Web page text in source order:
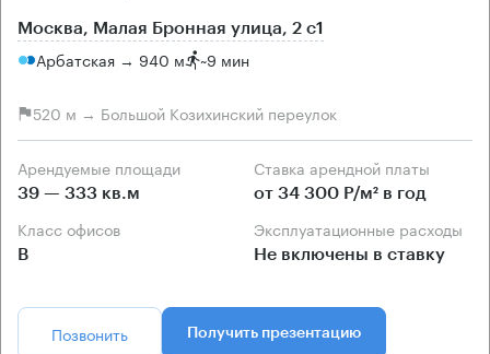
Москва, Малая Бронная улица, 2 с1
Арбатская → 940 м ~9 мин
520 м → Большой Козихинский переулок
Арендуемые площади
39 — 333 кв.м
Ставка арендной платы
от 34 300 Р/м² в год
Класс офисов
B
Эксплуатационные расходы
Не включены в ставку
Позвонить Получить презентацию